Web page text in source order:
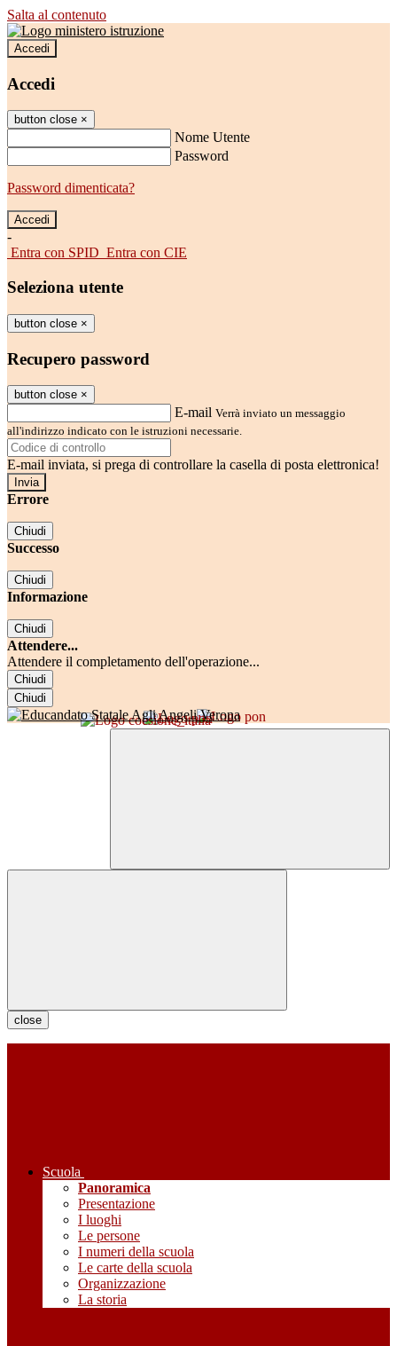
Salta al contenuto
Accedi
Accedi
button close ×
Nome Utente
Password
Password dimenticata?
-
Entra con SPID Entra con CIE
Seleziona utente
button close ×
Recupero password
button close ×
E-mail Verrà inviato un messaggio
all'indirizzo indicato con le istruzioni necessarie.
E-mail inviata, si prega di controllare la casella di posta elettronica!
Errore
Chiudi
Successo
Chiudi
Informazione
Chiudi
Attendere...
Attendere il completamento dell'operazione...
Chiudi
Chiudi
close
Scuola
Panoramica
Presentazione
I luoghi
Le persone
I numeri della scuola
Le carte della scuola
Organizzazione
La storia